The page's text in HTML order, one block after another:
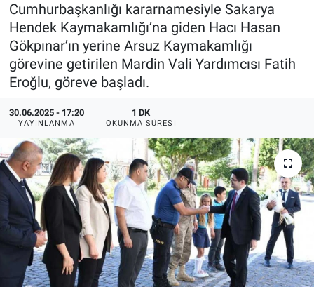
Cumhurbaşkanlığı kararnamesiyle Sakarya
Hendek Kaymakamlığı’na giden Hacı Hasan
Gökpınar’ın yerine Arsuz Kaymakamlığı
görevine getirilen Mardin Vali Yardımcısı Fatih
Eroğlu, göreve başladı.
30.06.2025 - 17:20
YAYINLANMA
1 DK
OKUNMA SÜRESI